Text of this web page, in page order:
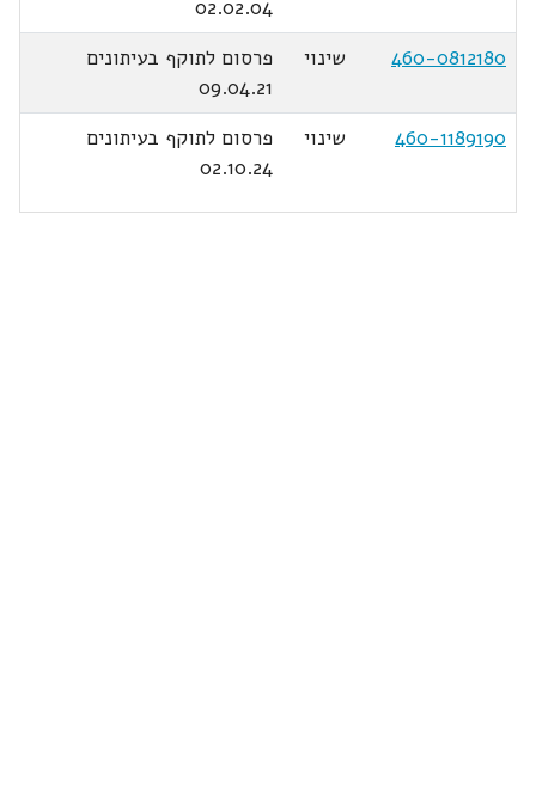
02.02.04
460-0812180
שינוי
פרסום לתוקף בעיתונים
09.04.21
460-1189190
שינוי
פרסום לתוקף בעיתונים
02.10.24